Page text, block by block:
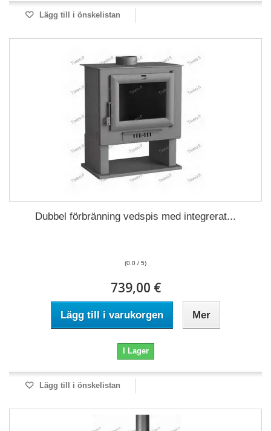
Lägg till i önskelistan
Dubbel förbränning vedspis med integrerat...
(0.0 / 5)
739,00 €
Lägg till i varukorgen Mer
I Lager
Lägg till i önskelistan